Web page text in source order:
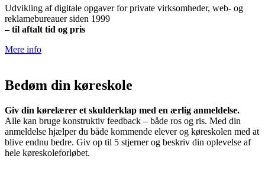
Udvikling af digitale opgaver for private virksomheder, web- og
reklamebureauer siden 1999
– til aftalt tid og pris
Mere info
Bedøm din køreskole
Giv din kørelærer et skulderklap med en ærlig anmeldelse.
Alle kan bruge konstruktiv feedback – både ros og ris. Med din
anmeldelse hjælper du både kommende elever og køreskolen med at
blive endnu bedre. Giv op til 5 stjerner og beskriv din oplevelse af
hele køreskoleforløbet.